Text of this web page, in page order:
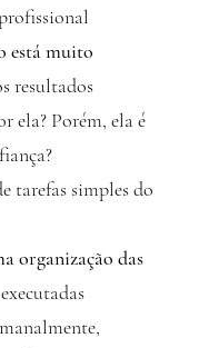
está muito
resultados
ela? Porém, ela é
tarefas simples do
organização das